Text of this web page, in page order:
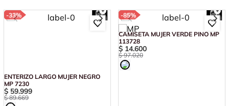
-33%
Vendido por:
-85%
CAMISETA MUJER VERDE PINO MP
113728
$ 14.600
$ 97.020